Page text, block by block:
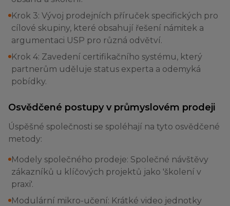
Krok 3: Vývoj prodejních příruček specifických pro
cílové skupiny, které obsahují řešení námitek a
argumentaci USP pro různá odvětví.
Krok 4: Zavedení certifikačního systému, který
partnerům uděluje status experta a odemyká
pobídky.
Osvědčené postupy v průmyslovém prodeji
Úspěšné společnosti se spoléhají na tyto osvědčené
metody:
Modely společného prodeje: Společné návštěvy
zákazníků u klíčových projektů jako 'školení v
praxi'.
Modulární mikro-učení: Krátké video jednotky